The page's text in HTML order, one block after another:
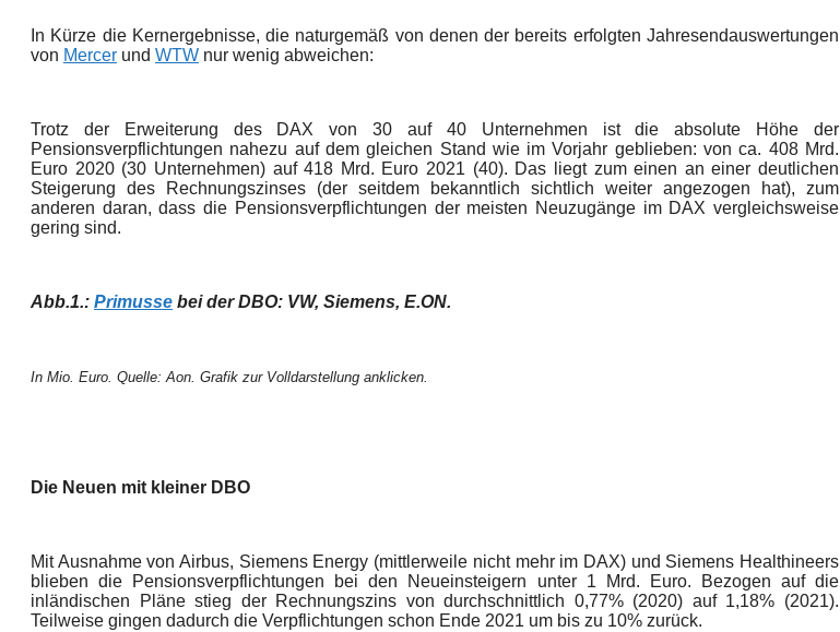
In Kürze die Kernergebnisse, die naturgemäß von denen der bereits erfolgten Jahresendauswertungen
von Mercer und WTW nur wenig abweichen:
Trotz der Erweiterung des DAX von 30 auf 40 Unternehmen ist die absolute Höhe der
Pensionsverpflichtungen nahezu auf dem gleichen Stand wie im Vorjahr geblieben: von ca. 408 Mrd.
Euro 2020 (30 Unternehmen) auf 418 Mrd. Euro 2021 (40). Das liegt zum einen an einer deutlichen
Steigerung des Rechnungszinses (der seitdem bekanntlich sichtlich weiter angezogen hat), zum
anderen daran, dass die Pensionsverpflichtungen der meisten Neuzugänge im DAX vergleichsweise
gering sind.
Abb.1.: Primusse bei der DBO: VW, Siemens, E.ON.
In Mio. Euro. Quelle: Aon. Grafik zur Volldarstellung anklicken.
Die Neuen mit kleiner DBO
Mit Ausnahme von Airbus, Siemens Energy (mittlerweile nicht mehr im DAX) und Siemens Healthineers
blieben die Pensionsverpflichtungen bei den Neueinsteigern unter 1 Mrd. Euro. Bezogen auf die
inländischen Pläne stieg der Rechnungszins von durchschnittlich 0,77% (2020) auf 1,18% (2021).
Teilweise gingen dadurch die Verpflichtungen schon Ende 2021 um bis zu 10% zurück.